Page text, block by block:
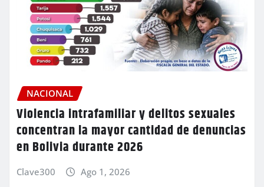
NACIONAL
Violencia intrafamiliar y delitos sexuales
concentran la mayor cantidad de denuncias
en Bolivia durante 2026
Clave300 Ago 1, 2026